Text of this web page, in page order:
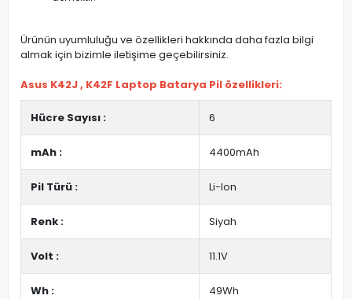
Ürünün uyumluluğu ve özellikleri hakkında daha fazla bilgi
almak için bizimle iletişime geçebilirsiniz.
Asus K42J , K42F Laptop Batarya Pil özellikleri:
Hücre Sayısı : 6
mAh : 4400mAh
Pil Türü : Li-Ion
Renk : Siyah
Volt : 11.1V
Wh : 49Wh